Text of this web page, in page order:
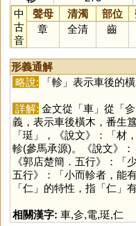
中
古
音
聲母 清濁 部位
章
全清 齒
形義通解
略說: 「軫」表示車後的橫
詳解: 金文從「車」從「㐱
義，表示車後橫木，番生
「珽 」，《說文》：「材
軫(參馬承源)。《說文》：
《郭店楚簡．五行》：「
五行》：「小而軫者，能
「仁」的特性，指「仁」
相關漢字: 車,㐱,電,珽,仁